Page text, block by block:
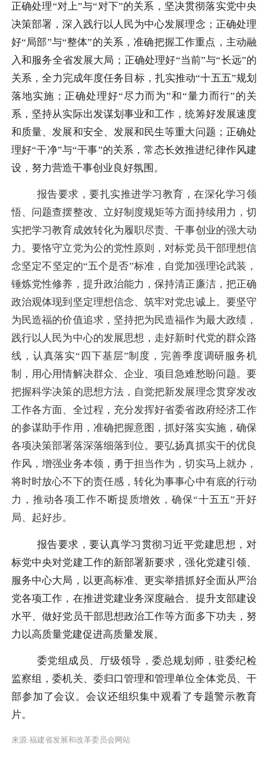
正确处理“对上”与“对下”的关系，坚决贯彻落实党中央
决策部署，深入践行以人民为中心发展理念；正确处理
好“局部”与“整体”的关系，准确把握工作重点，主动融
入和服务全省发展大局；正确处理好“当前”与“长远”的
关系，全力完成年度任务目标，扎实推动“十五五”规划
落地实施；正确处理好“尽力而为”和“量力而行”的关
系，坚持从实际出发谋划事业和工作，统筹好发展速度
和质量、发展和安全、发展和民生等重大问题；正确处
理好“干净”与“干事”的关系，常态长效推进纪律作风建
设，努力营造干事创业良好氛围。
报告要求，要扎实推进学习教育，在深化学习领
悟、问题查摆整改、立好制度规矩等方面持续用力，切
实把学习教育成效转化为履职尽责、干事创业的强大动
力。要恪守立党为公的党性原则，对标党员干部理想信
念坚定不坚定的“五个是否”标准，自觉加强理论武装，
锤炼党性修养，提升政治能力，保持清正廉洁，把正确
政治观体现到坚定理想信念、筑牢对党忠诚上。要坚守
为民造福的价值追求，坚持把为民造福作为最大政绩，
践行以人民为中心的发展思想，走好新时代党的群众路
线，认真落实“四下基层”制度，完善季度调研服务机
制，用心用情解决群众、企业、项目急难愁盼问题。要
把握科学决策的思想方法，自觉把新发展理念贯穿发改
工作各方面、全过程，充分发挥好省委省政府经济工作
的参谋助手作用，准确把握意图，抓好落实实施，确保
各项决策部署落深落细落到位。要弘扬真抓实干的优良
作风，增强业务本领，勇于担当作为，切实马上就办，
将时时放心不下的责任感，转化为事事心中有底的行动
力，推动各项工作不断提质增效，确保“十五五”开好
局、起好步。
报告要求，要认真学习贯彻习近平党建思想，对
标党中央对党建工作的新部署新要求，强化党建引领、
服务中心大局，以更高标准、更实举措抓好全面从严治
党各项工作，在推进党建业务深度融合、提升支部建设
水平、做好党员干部思想政治工作等方面多下功夫，努
力以高质量党建促进高质量发展。
委党组成员、厅级领导，委总规划师，驻委纪检
监察组，委机关、委归口管理和管理单位全体党员、干
部参加了会议。会议还组织集中观看了专题警示教育
片。
来源:福建省发展和改革委员会网站